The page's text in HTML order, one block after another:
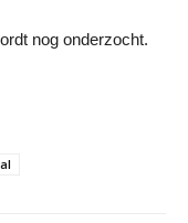
nog onderzocht.